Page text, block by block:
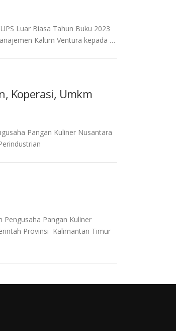
Luar Biasa Tahun Buku 2023
Kaltim Ventura kepada …
Koperasi, Umkm
Pangan Kuliner Nusantara
Pengusaha Pangan Kuliner
Provinsi Kalimantan Timur